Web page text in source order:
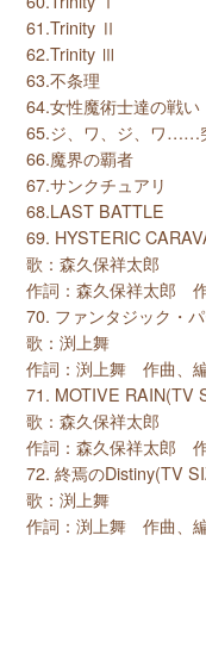
61.Trinity Ⅱ
62.Trinity Ⅲ
63.不条理
64.女性魔術士達の戦い
65.ジ、ワ、ジ、ワ……
66.魔界の覇者
67.サンクチュアリ
68.LAST BATTLE
69. HYSTERIC
歌：森久保祥太郎
作詞：森久保祥太郎
70. ファンタジック・
歌：渕上舞
作詞：渕上舞 作曲、
71. MOTIVE RAIN(TV
歌：森久保祥太郎
作詞：森久保祥太郎
72. 終焉のDistiny(TV
歌：渕上舞
作詞：渕上舞 作曲、